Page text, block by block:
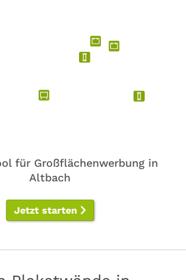
für Großflächenwerbung in
Altbach
Jetzt starten